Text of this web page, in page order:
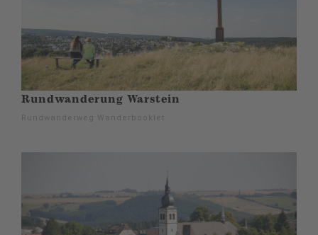
Rundwanderung Warstein
Rundwanderweg Wanderbooklet